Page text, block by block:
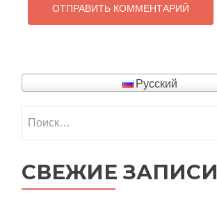
Русский
СВЕЖИЕ ЗАПИСИ